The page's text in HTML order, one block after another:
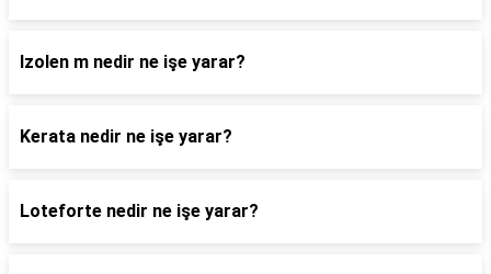
Izolen m nedir ne işe yarar?
Kerata nedir ne işe yarar?
Loteforte nedir ne işe yarar?